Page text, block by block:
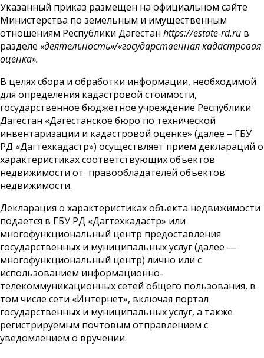
Указанный приказ размещен на официальном сайте
Министерства по земельным и имущественным
отношениям Республики Дагестан https://estate-rd.ru в
разделе «деятельность»/«государственная кадастровая
оценка».
В целях сбора и обработки информации, необходимой
для определения кадастровой стоимости,
государственное бюджетное учреждение Республики
Дагестан «Дагестанское бюро по технической
инвентаризации и кадастровой оценке» (далее – ГБУ
РД «Дагтехкадастр») осуществляет прием деклараций о
характеристиках соответствующих объектов
недвижимости от правообладателей объектов
недвижимости.
Декларация о характеристиках объекта недвижимости
подается в ГБУ РД «Дагтехкадастр» или
многофункциональный центр предоставления
государственных и муниципальных услуг (далее —
многофункциональный центр) лично или с
использованием информационно-
телекоммуникационных сетей общего пользования, в
том числе сети «Интернет», включая портал
государственных и муниципальных услуг, а также
регистрируемым почтовым отправлением с
уведомлением о вручении.